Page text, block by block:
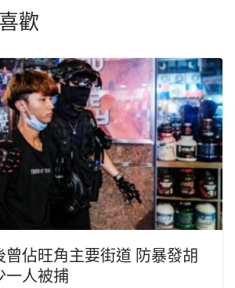
歡
曾佔旺角主要街道 防暴發胡
一人被捕